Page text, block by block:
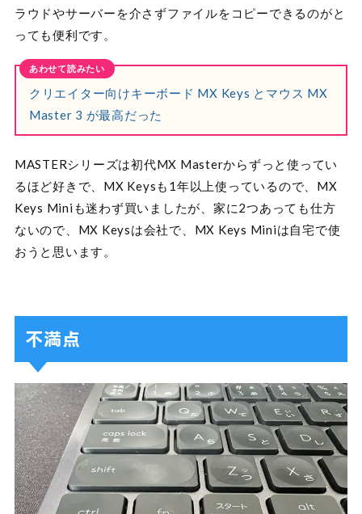
ラウドやサーバーを介さずファイルをコピーできるのがと
っても便利です。
クリエイター向けキーボード MX Keys とマウス MX
Master 3 が最高だった
MASTERシリーズは初代MX Masterからずっと使ってい
るほど好きで、MX Keysも1年以上使っているので、MX
Keys Miniも迷わず買いましたが、家に2つあっても仕方
ないので、MX Keysは会社で、MX Keys Miniは自宅で使
おうと思います。
不満点